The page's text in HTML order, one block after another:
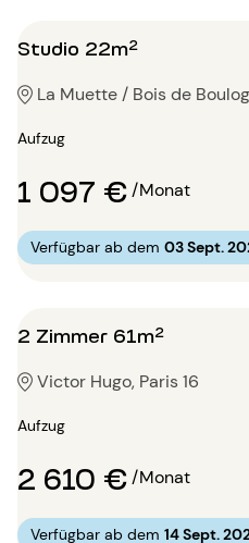
Studio 22m²
La Muette / Bois de
Aufzug
1 097 €/Monat
Verfügbar ab dem 03 Sept.
2 Zimmer 61m²
Victor Hugo, Paris 16
Aufzug
2 610 €/Monat
Verfügbar ab dem 14 Sept.